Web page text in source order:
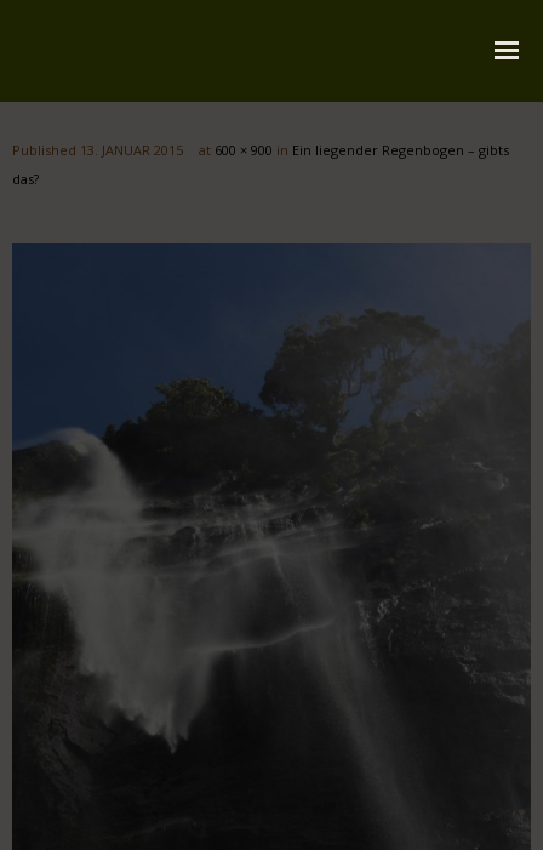
Datenschutz
Published 13. JANUAR 2015 at 600 × 900 in Ein liegender Regenbogen – gibts
das?